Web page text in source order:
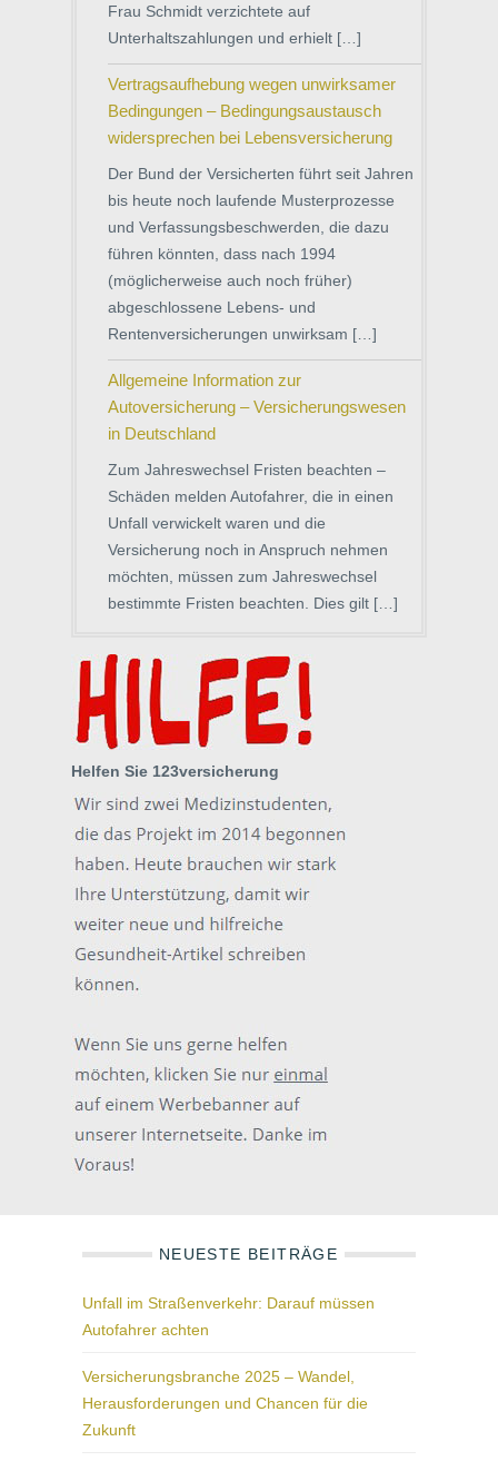
Frau Schmidt verzichtete auf
Unterhaltszahlungen und erhielt […]
Vertragsaufhebung wegen unwirksamer
Bedingungen – Bedingungsaustausch
widersprechen bei Lebensversicherung
Der Bund der Versicherten führt seit Jahren
bis heute noch laufende Musterprozesse
und Verfassungsbeschwerden, die dazu
führen könnten, dass nach 1994
(möglicherweise auch noch früher)
abgeschlossene Lebens- und
Rentenversicherungen unwirksam […]
Allgemeine Information zur
Autoversicherung – Versicherungswesen
in Deutschland
Zum Jahreswechsel Fristen beachten –
Schäden melden Autofahrer, die in einen
Unfall verwickelt waren und die
Versicherung noch in Anspruch nehmen
möchten, müssen zum Jahreswechsel
bestimmte Fristen beachten. Dies gilt […]
Helfen Sie 123versicherung
NEUESTE BEITRÄGE
Unfall im Straßenverkehr: Darauf müssen
Autofahrer achten
Versicherungsbranche 2025 – Wandel,
Herausforderungen und Chancen für die
Zukunft